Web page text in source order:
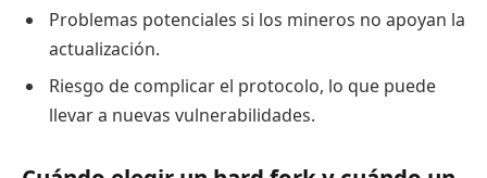
Problemas potenciales si los mineros no apoyan la
actualización.
Riesgo de complicar el protocolo, lo que puede
llevar a nuevas vulnerabilidades.